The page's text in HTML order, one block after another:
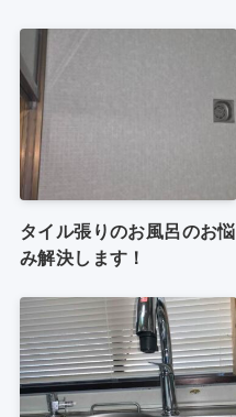
タイル張りのお風呂のお悩
み解決します！